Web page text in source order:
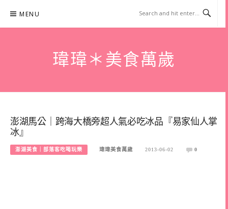
content
MENU
瑋瑋＊美食萬歲
澎湖馬公｜跨海大橋旁超人氣必吃冰品『易家仙人掌
冰』
澎湖美食｜部落客吃喝玩樂 瑋瑋美食萬歲 2013-06-02 0